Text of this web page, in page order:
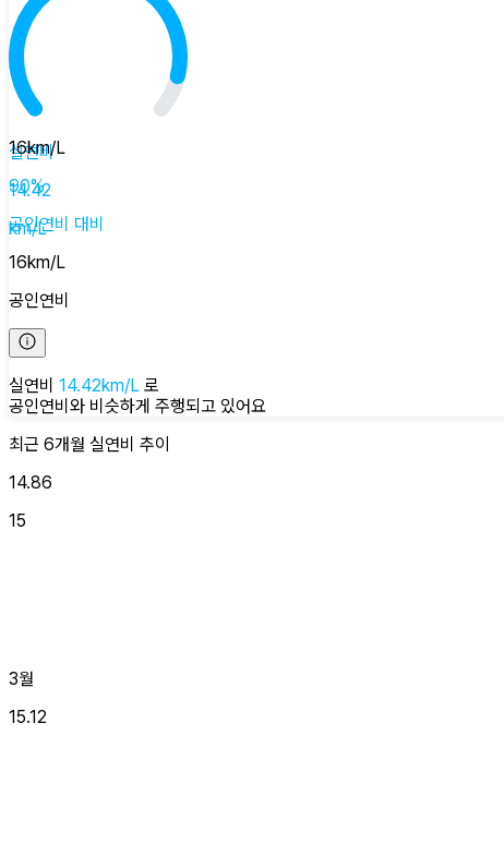
실연비
14.42
km/L
16km/L
90%
공인연비 대비
16km/L
공인연비
실연비 14.42km/L 로
공인연비와 비슷하게 주행되고 있어요
최근 6개월 실연비 추이
14.86
15
3월
15.12